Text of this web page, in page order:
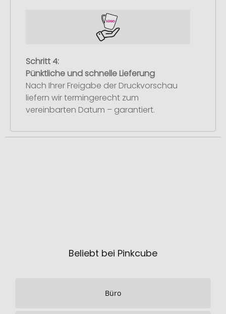
Schritt 4:
Pünktliche und schnelle Lieferung
Nach Ihrer Freigabe der Druckvorschau
liefern wir termingerecht zum
vereinbarten Datum – garantiert.
Beliebt bei Pinkcube
Büro